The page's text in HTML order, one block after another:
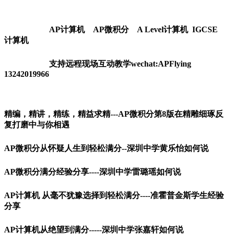
AP计算机 AP微积分 A Level计算机 IGCSE
计算机
支持远程现场互动教学wechat:APFlying
13242019966
精编，精讲，精练，精益求精---AP微积分第8版在精雕细琢反
复打磨中与你相遇
AP微积分从怀疑人生到轻松满分--深圳中学黄乐怡如何说
AP微积分满分经验分享----深圳中学雷璐瑶如何说
AP计算机 从毫不犹豫选择到轻松满分----准霍普金斯学生经验
分享
AP计算机从绝望到满分-----深圳中学张嘉轩如何说